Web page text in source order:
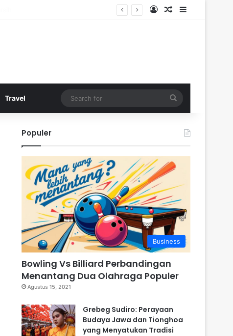
Log InRandom Article
Sidebar
Travel
for
Populer
Business
Bowling Vs Billiard Perbandingan
Menantang Dua Olahraga Populer
Agustus 15, 2021
Grebeg Sudiro: Perayaan
Budaya Jawa dan Tionghoa
yang Menyatukan Tradisi